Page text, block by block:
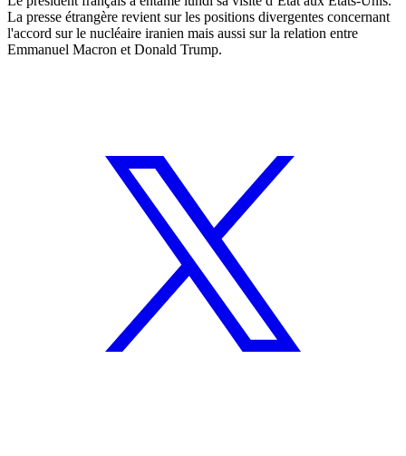
La presse étrangère revient sur les positions divergentes concernant
l'accord sur le nucléaire iranien mais aussi sur la relation entre
Emmanuel Macron et Donald Trump.